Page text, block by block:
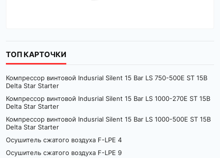
ТОП КАРТОЧКИ
Компрессор винтовой Indusrial Silent 15 Bar LS 750-500E ST 15B
Delta Star Starter
Компрессор винтовой Indusrial Silent 15 Bar LS 1000-270E ST 15B
Delta Star Starter
Компрессор винтовой Indusrial Silent 15 Bar LS 1000-500E ST 15B
Delta Star Starter
Осушитель сжатого воздуха F-LPE 4
Осушитель сжатого воздуха F-LPE 9